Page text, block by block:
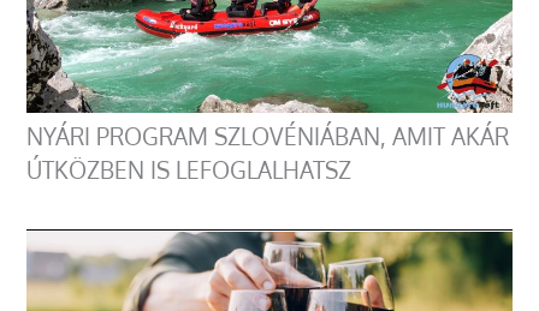
NYÁRI PROGRAM SZLOVÉNIÁBAN, AMIT AKÁR
ÚTKÖZBEN IS LEFOGLALHATSZ